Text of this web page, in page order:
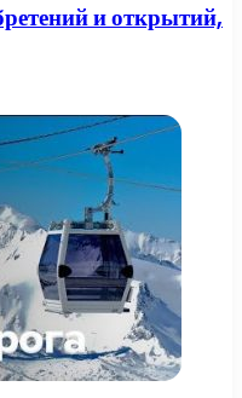
и открытий,